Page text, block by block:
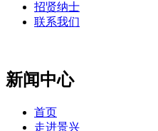
招贤纳士
联系我们
新闻中心
首页
走进景兴